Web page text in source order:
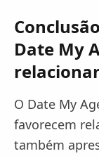
Conclusão
Date My
O Date My
favorecem
também